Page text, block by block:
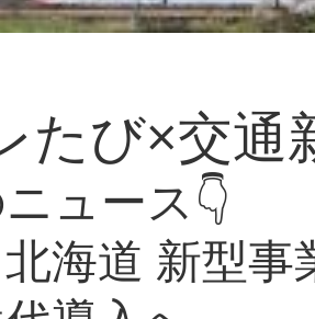
たび×交通
ュース👇
海道 新型